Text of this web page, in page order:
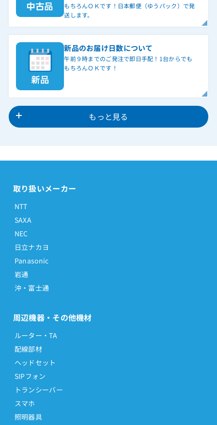
もちろんＯＫです！日本郵便（ゆうパック）で発
送します。
新品のお届け日数について
午前９時までのご発注で即日手配！1台からでも
もちろんＯＫです！
もっと見る
取り扱いメーカー
NTT
SAXA
NEC
日立ナカヨ
Panasonic
岩通
沖・富士通
周辺機器・その他機材
ルーター・TA
配線部材
ヘッドセット
SIPフォン
トランシーバー
スマホ
照明器具